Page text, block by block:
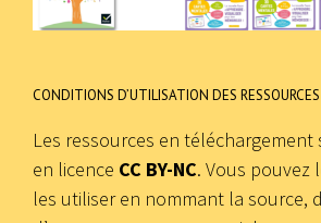
CONDITIONS D’UTILISATION DES
Les ressources en
en licence CC BY-NC. Vous pouvez
les utiliser en nommant la source,